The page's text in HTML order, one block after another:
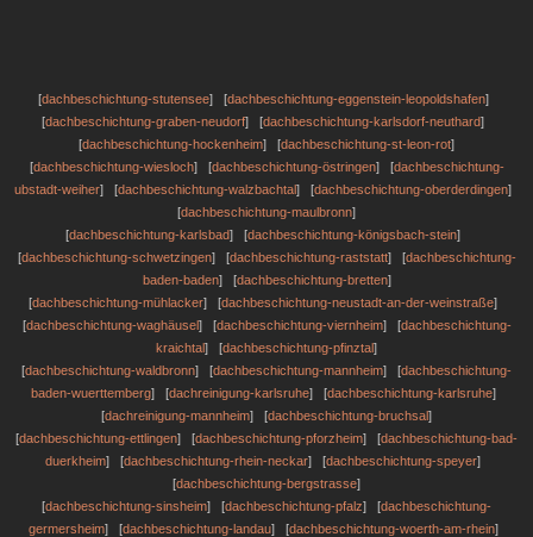
[dachbeschichtung-stutensee] [dachbeschichtung-eggenstein-leopoldshafen]
[dachbeschichtung-graben-neudorf] [dachbeschichtung-karlsdorf-neuthard]
[dachbeschichtung-hockenheim] [dachbeschichtung-st-leon-rot]
[dachbeschichtung-wiesloch] [dachbeschichtung-östringen] [dachbeschichtung-
ubstadt-weiher] [dachbeschichtung-walzbachtal] [dachbeschichtung-oberderdingen]
[dachbeschichtung-maulbronn]
[dachbeschichtung-karlsbad] [dachbeschichtung-königsbach-stein]
[dachbeschichtung-schwetzingen] [dachbeschichtung-raststatt] [dachbeschichtung-
baden-baden] [dachbeschichtung-bretten]
[dachbeschichtung-mühlacker] [dachbeschichtung-neustadt-an-der-weinstraße]
[dachbeschichtung-waghäusel] [dachbeschichtung-viernheim] [dachbeschichtung-
kraichtal] [dachbeschichtung-pfinztal]
[dachbeschichtung-waldbronn] [dachbeschichtung-mannheim] [dachbeschichtung-
baden-wuerttemberg] [dachreinigung-karlsruhe] [dachbeschichtung-karlsruhe]
[dachreinigung-mannheim] [dachbeschichtung-bruchsal]
[dachbeschichtung-ettlingen] [dachbeschichtung-pforzheim] [dachbeschichtung-bad-
duerkheim] [dachbeschichtung-rhein-neckar] [dachbeschichtung-speyer]
[dachbeschichtung-bergstrasse]
[dachbeschichtung-sinsheim] [dachbeschichtung-pfalz] [dachbeschichtung-
germersheim] [dachbeschichtung-landau] [dachbeschichtung-woerth-am-rhein]